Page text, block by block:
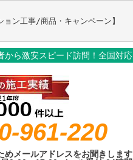
から激安スピード訪問！全国対応
961-220
めメールアドレスをお聞きします